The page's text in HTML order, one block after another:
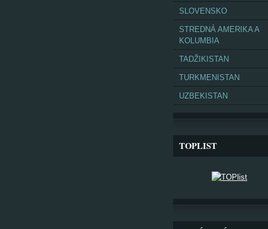
SLOVENSKO
STREDNÁ AMERIKA A
KOLUMBIA
TADŽIKISTAN
TURKMENISTAN
UZBEKISTAN
TOPLIST